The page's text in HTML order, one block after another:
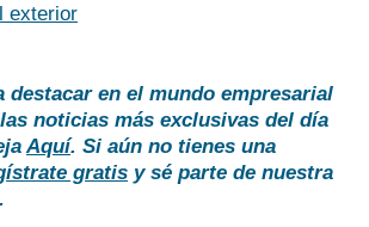
exterior
destacar en el mundo empresarial
noticias más exclusivas del día
Aquí. Si aún no tienes una
gratis y sé parte de nuestra